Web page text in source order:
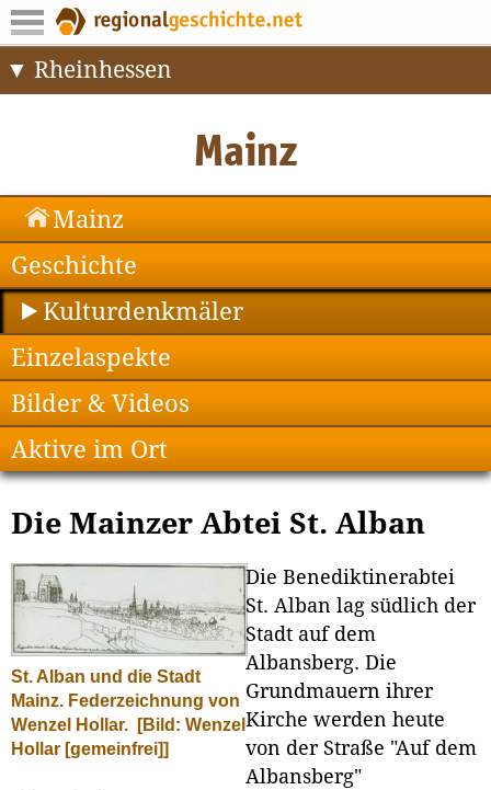
Rheinhessen
Mainz
Geschichte
Kulturdenkmäler
Einzelaspekte
Bilder & Videos
Aktive im Ort
Die Mainzer Abtei St. Alban
St. Alban und die Stadt
Mainz. Federzeichnung von
Wenzel Hollar.
[Bild: Wenzel
Hollar [gemeinfrei]]
Die Benediktinerabtei
St. Alban lag südlich der
Stadt auf dem
Albansberg. Die
Grundmauern ihrer
Kirche werden heute
von der Straße "Auf dem
Albansberg"